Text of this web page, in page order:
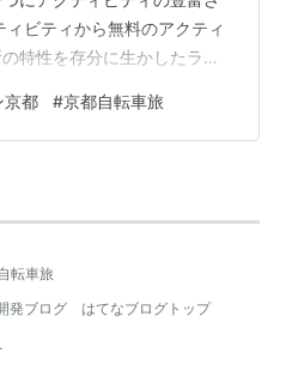
ビティから無料のアクティ
特性を存分に生かしたライ
っていくと思います。 私は
て空き状況などによりアレ
予約をしたらすぐに問い合
す。 主な有料アクティビテ
京都 #京都自転車旅
転車旅
発ブログ
はてなブログトップ